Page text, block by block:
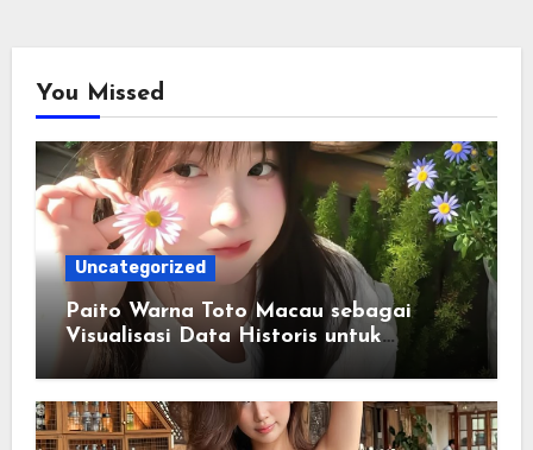
You Missed
Uncategorized
Paito Warna Toto Macau sebagai
Visualisasi Data Historis untuk
Memahami Informasi Secara Lebih
Terstruktur